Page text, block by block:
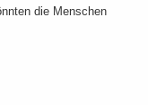
die Menschen